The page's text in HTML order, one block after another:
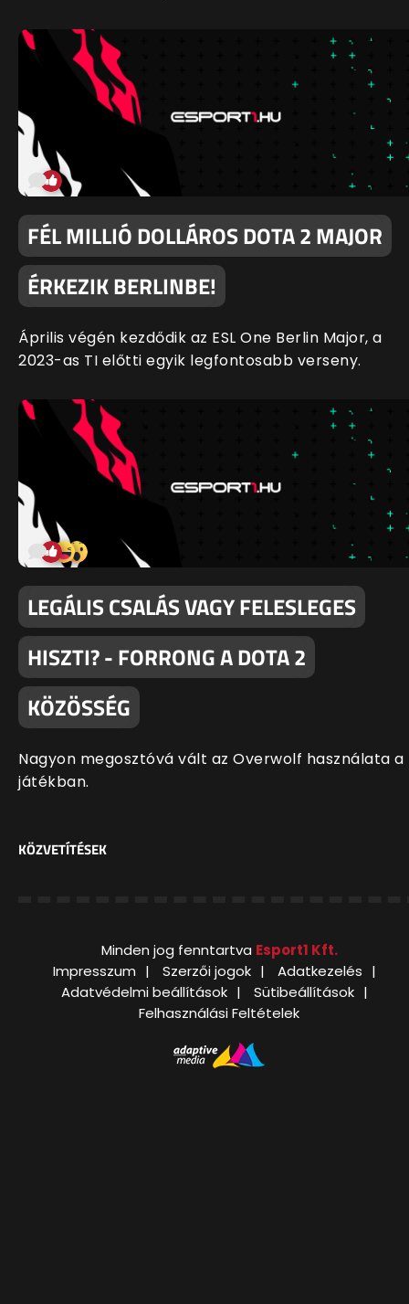
FÉL MILLIÓ DOLLÁROS DOTA 2 MAJOR
ÉRKEZIK BERLINBE!
Április végén kezdődik az ESL One Berlin Major, a
2023-as TI előtti egyik legfontosabb verseny.
LEGÁLIS CSALÁS VAGY FELESLEGES
HISZTI? - FORRONG A DOTA 2
KÖZÖSSÉG
Nagyon megosztóvá vált az Overwolf használata a
játékban.
KÖZVETÍTÉSEK
Minden jog fenntartva Esport1 Kft.
Impresszum
Szerzői jogok
Adatkezelés
Adatvédelmi beállítások
Sütibeállítások
Felhasználási Feltételek